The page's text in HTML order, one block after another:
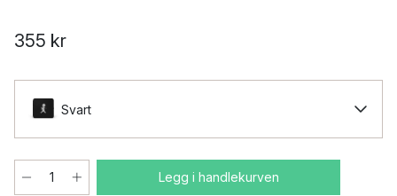
355 kr
Svart
Legg i handlekurven